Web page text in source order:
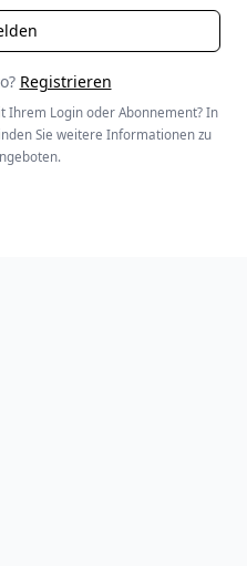
Registrieren
Ihrem Login oder Abonnement? In
Sie weitere Informationen zu